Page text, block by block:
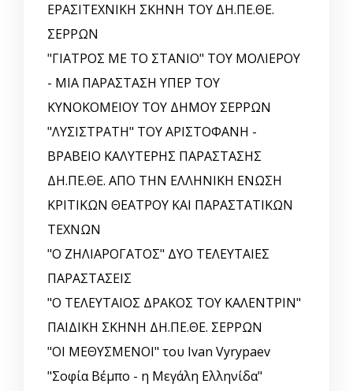
ΕΡΑΣΙΤΕΧΝΙΚΗ ΣΚΗΝΗ ΤΟΥ ΔΗ.ΠΕ.ΘΕ.
ΣΕΡΡΩΝ
"ΓΙΑΤΡΟΣ ΜΕ ΤΟ ΣΤΑΝΙΟ" ΤΟΥ ΜΟΛΙΕΡΟΥ
- ΜΙΑ ΠΑΡΑΣΤΑΣΗ ΥΠΕΡ ΤΟΥ
ΚΥΝΟΚΟΜΕΙΟΥ ΤΟΥ ΔΗΜΟΥ ΣΕΡΡΩΝ
"ΛΥΣΙΣΤΡΑΤΗ" ΤΟΥ ΑΡΙΣΤΟΦΑΝΗ -
ΒΡΑΒΕΙΟ ΚΑΛΥΤΕΡΗΣ ΠΑΡΑΣΤΑΣΗΣ
ΔΗ.ΠΕ.ΘΕ. ΑΠΟ ΤΗΝ ΕΛΛΗΝΙΚΗ EΝΩΣΗ
ΚΡΙΤΙΚΩΝ ΘΕΑΤΡΟΥ ΚΑΙ ΠΑΡΑΣΤΑΤΙΚΩΝ
ΤΕΧΝΩΝ
"Ο ΖΗΛΙΑΡΟΓΑΤΟΣ" ΔΥΟ ΤΕΛΕΥΤΑΙΕΣ
ΠΑΡΑΣΤΑΣΕΙΣ
"Ο ΤΕΛΕΥΤΑΙΟΣ ΔΡΑΚΟΣ ΤΟΥ ΚΑΛΕΝΤΡΙΝ"
ΠΑΙΔΙΚΗ ΣΚΗΝΗ ΔΗ.ΠΕ.ΘΕ. ΣΕΡΡΩΝ
"ΟΙ ΜΕΘΥΣΜΕΝΟΙ" του Ivan Vyrypaev
"Σοφία Βέμπο - η Μεγάλη Ελληνίδα"